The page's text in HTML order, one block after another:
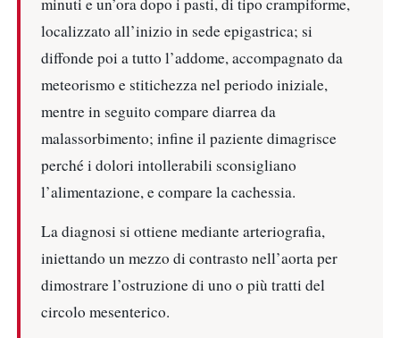
minuti e un’ora dopo i pasti, di tipo crampiforme,
localizzato all’inizio in sede epigastrica; si
diffonde poi a tutto l’addome, accompagnato da
meteorismo e stitichezza nel periodo iniziale,
mentre in seguito compare diarrea da
malassorbimento; infine il paziente dimagrisce
perché i dolori intollerabili sconsigliano
l’alimentazione, e compare la cachessia.
La diagnosi si ottiene mediante arteriografia,
iniettando un mezzo di contrasto nell’aorta per
dimostrare l’ostruzione di uno o più tratti del
circolo mesenterico.